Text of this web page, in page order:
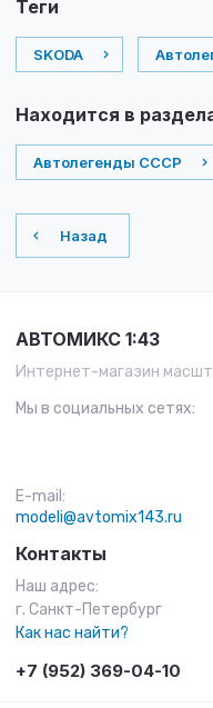
теги
SKODA
Находится в
Автолегенды СССР
Назад
АВТОМИКС 1:43
Интернет-магазин
Мы в социальных сетях:
E-mail:
modeli@avtomix143.ru
Контакты
Наш адрес:
г. Санкт-Петербург
Как нас найти?
+7 (952) 369-04-10